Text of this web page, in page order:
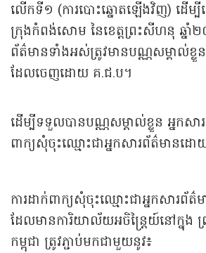
លើកទី១ (ការបោះឆ្នោតឡើងវិញ) ដើម្បី
ក្រុងកំពង់សោម នៃខេត្តព្រះសីហនុ ឆ្នាំ
ព័ត៌មានទាំងអស់ត្រូវមានបណ្ណសម្គាល់ខ្លួ
ដែលចេញដោយ គ.ជ.ប។
ដើម្បីទទួលបានបណ្ណសម្គាល់ខ្លួន អ្នកសា
ពាក្យសុំចុះឈ្មោះជាអ្នកសារព័ត៌មានដ
ការដាក់ពាក្យសុំចុះឈ្មោះជាអ្នកសារព័ត៌
ដែលមានការិយាល័យអចិន្រ្តៃយ៍នៅក្នុង ព្
កម្ពុជា ត្រូវភ្ជាប់មកជាមួយនូវ៖